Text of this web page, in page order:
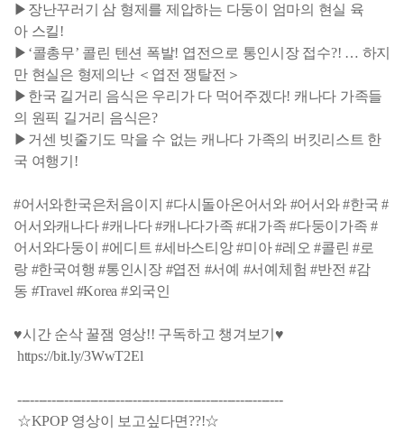
▶장난꾸러기 삼 형제를 제압하는 다둥이 엄마의 현실 육
아 스킬!
▶‘콜총무’ 콜린 텐션 폭발! 엽전으로 통인시장 접수?! … 하지
만 현실은 형제의난 ＜엽전 쟁탈전＞
▶한국 길거리 음식은 우리가 다 먹어주겠다! 캐나다 가족들
의 원픽 길거리 음식은?
▶거센 빗줄기도 막을 수 없는 캐나다 가족의 버킷리스트 한
국 여행기!
#어서와한국은처음이지 #다시돌아온어서와 #어서와 #한국 #
어서와캐나다 #캐나다 #캐나다가족 #대가족 #다둥이가족 #
어서와다둥이 #에디트 #세바스티앙 #미아 #레오 #콜린 #로
랑 #한국여행 #통인시장 #엽전 #서예 #서예체험 #반전 #감
동 #Travel #Korea #외국인
♥시간 순삭 꿀잼 영상!! 구독하고 챙겨보기♥
https://bit.ly/3WwT2El
--------------------------------------------------------------
☆KPOP 영상이 보고싶다면??!☆